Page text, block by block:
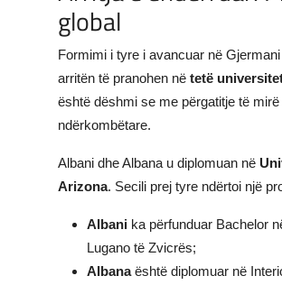
global
Formimi i tyre i avancuar në
arritën të pranohen në tetë
është dëshmi se me përgatitje të
ndërkombëtare.
Albani dhe Albana u diplomuan në
Arizona. Secili prej tyre ndërtoi një
Albani ka përfunduar Bachelor
Lugano të Zvicrës;
Albanaështë diplomuar në